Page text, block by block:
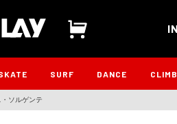
SURF DANCE CLIMB
ソルゲンテ